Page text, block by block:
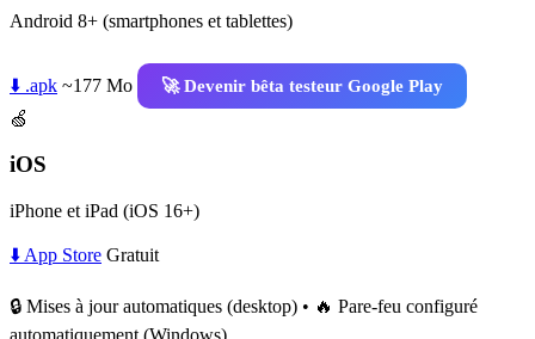
Android 8+ (smartphones et tablettes)
⬇️ .apk ~177 Mo
🚀 Devenir bêta testeur Google Play
🍏
iOS
iPhone et iPad (iOS 16+)
⬇️ App Store Gratuit
🔒 Mises à jour automatiques (desktop) • 🔥 Pare-feu configuré
automatiquement (Windows)